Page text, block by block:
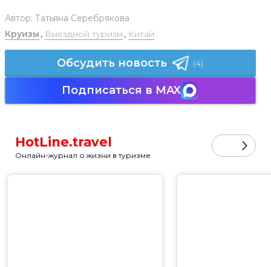
Автор: Татьяна Серебрякова
Круизы , Выездной туризм , Китай
Обсудить новость (4)
Подписаться в MAX
HotLine.travel
Онлайн-журнал о жизни в туризме